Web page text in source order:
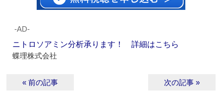
‐AD‐
ニトロソアミン分析承ります！ 詳細はこちら
蝶理株式会社
« 前の記事 次の記事 »